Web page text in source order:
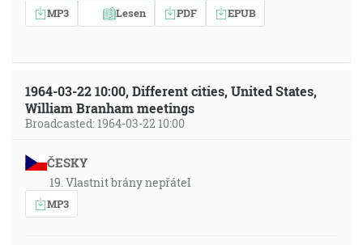
MP3 Lesen PDF EPUB
1964-03-22 10:00, Different cities, United States,
William Branham meetings
Broadcasted: 1964-03-22 10:00
ČESKY
19. Vlastnit brány nepřátel
MP3